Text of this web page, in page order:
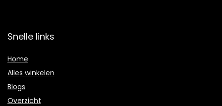
Snelle links
Home
Alles winkelen
Blogs
Overzicht